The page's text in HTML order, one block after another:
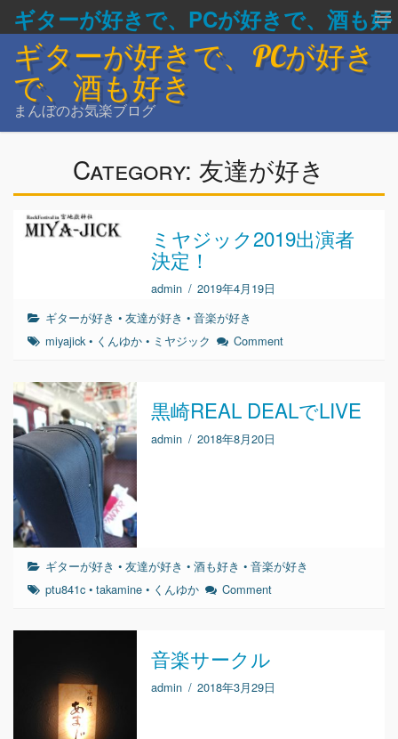
ギターが好きで、PCが好きで、酒も好
き
ギターが好きで、PCが好き
で、酒も好き
まんぼのお気楽ブログ
Category: 友達が好き
ミヤジック2019出演者
決定！
admin / 2019年4月19日
ギターが好き •友達が好き •音楽が好き
miyajick• くんゆか • ミヤジック Comment
黒崎REAL DEALでLIVE
admin / 2018年8月20日
ギターが好き •友達が好き •酒も好き •音楽が好き
ptu841c •takamine • くんゆか Comment
音楽サークル
admin / 2018年3月29日